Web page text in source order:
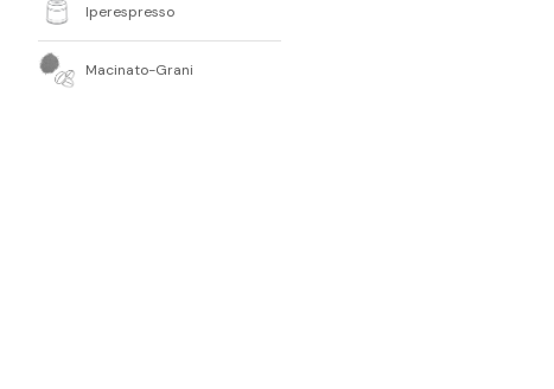
Iperespresso
Macinato-Grani